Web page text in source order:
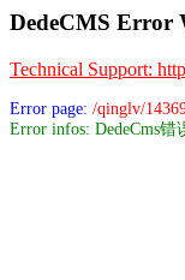
DedeCMS Error
Technical Support:
Error page: /qinglv/
Error infos: DedeCms错